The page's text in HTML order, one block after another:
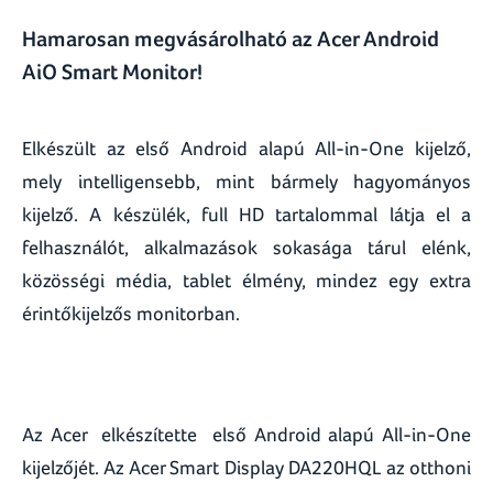
Hamarosan megvásárolható az Acer Android
AiO Smart Monitor!
Elkészült az első Android alapú All-in-One kijelző,
mely intelligensebb, mint bármely hagyományos
kijelző. A készülék, full HD tartalommal látja el a
felhasználót, alkalmazások sokasága tárul elénk,
közösségi média, tablet élmény, mindez egy extra
érintőkijelzős monitorban.
Az Acer elkészítette első Android alapú All-in-One
kijelzőjét. Az Acer Smart Display DA220HQL az otthoni